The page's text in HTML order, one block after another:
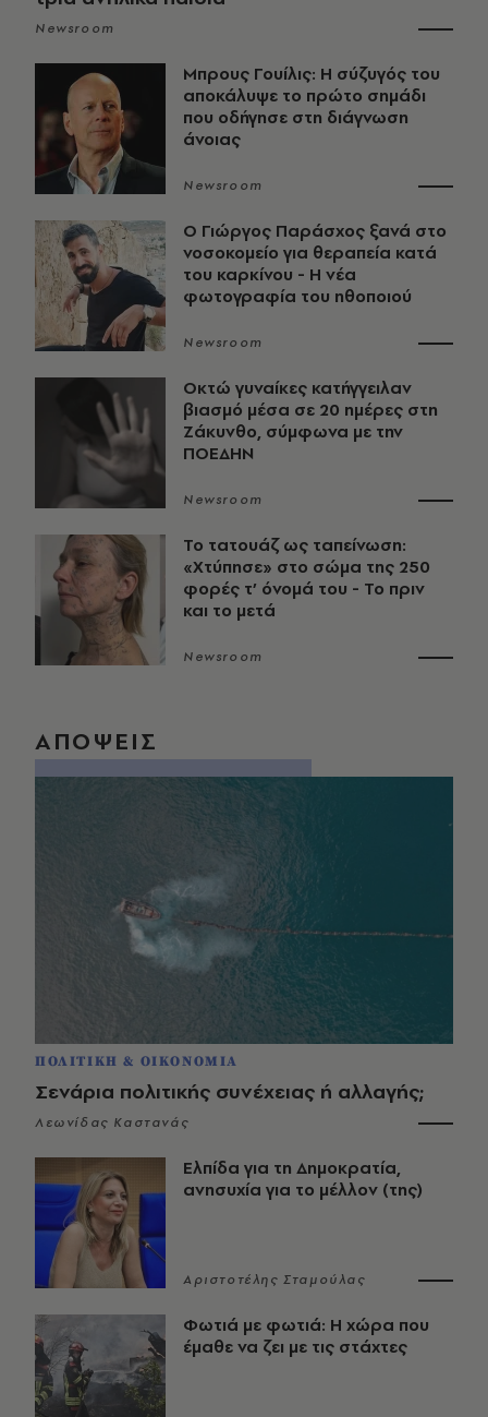
Newsroom
Μπρους Γουίλις: Η σύζυγός του
αποκάλυψε το πρώτο σημάδι
που οδήγησε στη διάγνωση
άνοιας
Newsroom
O Γιώργος Παράσχος ξανά στο
νοσοκομείο για θεραπεία κατά
του καρκίνου - Η νέα
φωτογραφία του ηθοποιού
Newsroom
Οκτώ γυναίκες κατήγγειλαν
βιασμό μέσα σε 20 ημέρες στη
Ζάκυνθο, σύμφωνα με την
ΠΟΕΔΗΝ
Newsroom
Το τατουάζ ως ταπείνωση:
«Χτύπησε» στο σώμα της 250
φορές τ’ όνομά του - Το πριν
και το μετά
Newsroom
ΑΠΟΨΕΙΣ
ΠΟΛΙΤΙΚΗ & ΟΙΚΟΝΟΜΙΑ
Σενάρια πολιτικής συνέχειας ή αλλαγής;
Λεωνίδας Καστανάς
Ελπίδα για τη Δημοκρατία,
ανησυχία για το μέλλον (της)
Αριστοτέλης Σταμούλας
Φωτιά με φωτιά: Η χώρα που
έμαθε να ζει με τις στάχτες